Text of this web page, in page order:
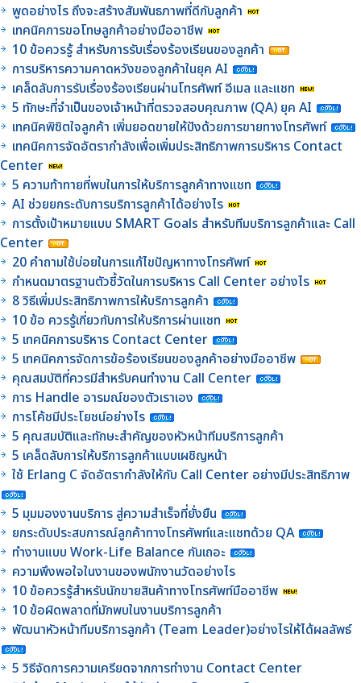
พูดอย่างไร ถึงจะสร้างสัมพันธภาพที่ดีกับลูกค้า
เทคนิคการขอโทษลูกค้าอย่างมืออาชีพ
10 ข้อควรรู้ สำหรับการรับเรื่องร้องเรียนของลูกค้า
การบริหารความคาดหวังของลูกค้าในยุค AI
เคล็ดลับการรับเรื่องร้องเรียนผ่านโทรศัพท์ อีเมล และแชท
5 ทักษะที่จำเป็นของเจ้าหน้าที่ตรวจสอบคุณภาพ (QA) ยุค AI
เทคนิคพิชิตใจลูกค้า เพิ่มยอดขายให้ปังด้วยการขายทางโทรศัพท์
เทคนิคการจัดอัตรากำลังเพื่อเพิ่มประสิทธิภาพการบริหาร Contact
Center
5 ความท้าทายที่พบในการให้บริการลูกค้าทางแชท
AI ช่วยยกระดับการบริการลูกค้าได้อย่างไร
การตั้งเป้าหมายแบบ SMART Goals สำหรับทีมบริการลูกค้าและ Call
Center
20 คำถามใช้บ่อยในการแก้ไขปัญหาทางโทรศัพท์
กำหนดมาตรฐานตัวชี้วัดในการบริหาร Call Center อย่างไร
8 วิธีเพิ่มประสิทธิภาพการให้บริการลูกค้า
10 ข้อ ควรรู้เกี่ยวกับการให้บริการผ่านแชท
5 เทคนิคการบริหาร Contact Center
5 เทคนิคการจัดการข้อร้องเรียนของลูกค้าอย่างมืออาชีพ
คุณสมบัติที่ควรมีสำหรับคนทำงาน Call Center
การ Handle อารมณ์ของตัวเราเอง
การโค้ชมีประโยชน์อย่างไร
5 คุณสมบัติและทักษะสำคัญของหัวหน้าทีมบริการลูกค้า
5 เคล็ดลับการให้บริการลูกค้าแบบเผชิญหน้า
ใช้ Erlang C จัดอัตรากำลังให้กับ Call Center อย่างมีประสิทธิภาพ
5 มุมมองงานบริการ สู่ความสำเร็จที่ยั่งยืน
ยกระดับประสบการณ์ลูกค้าทางโทรศัพท์และแชทด้วย QA
ทำงานแบบ Work-Life Balance กันเถอะ
ความพึงพอใจในงานของพนักงานวัดอย่างไร
10 ข้อควรรู้สำหรับนักขายสินค้าทางโทรศัพท์มืออาชีพ
10 ข้อผิดพลาดที่มักพบในงานบริการลูกค้า
พัฒนาหัวหน้าทีมบริการลูกค้า (Team Leader)อย่างไรให้ได้ผลลัพธ์
5 วิธีจัดการความเครียดจากการทำงาน Contact Center